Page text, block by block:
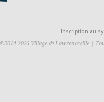
Inscription au
©2014-2026 Village de Lawrenceville |